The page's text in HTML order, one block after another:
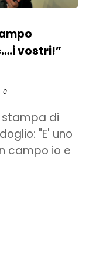
vostri!”
0
stampa di
"E' uno
campo io e